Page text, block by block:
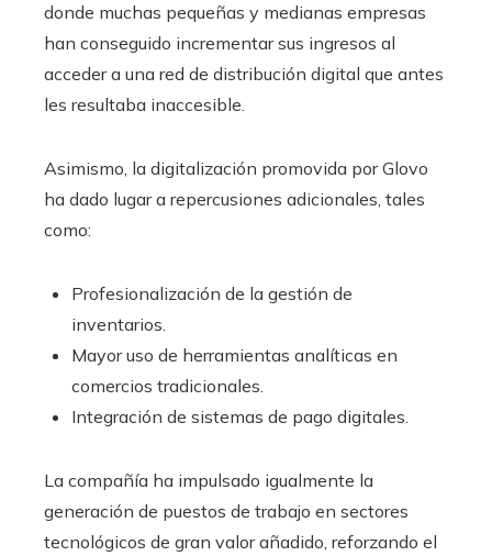
donde muchas pequeñas y medianas empresas
han conseguido incrementar sus ingresos al
acceder a una red de distribución digital que antes
les resultaba inaccesible.
Asimismo, la digitalización promovida por Glovo
ha dado lugar a repercusiones adicionales, tales
como:
Profesionalización de la gestión de
inventarios.
Mayor uso de herramientas analíticas en
comercios tradicionales.
Integración de sistemas de pago digitales.
La compañía ha impulsado igualmente la
generación de puestos de trabajo en sectores
tecnológicos de gran valor añadido, reforzando el